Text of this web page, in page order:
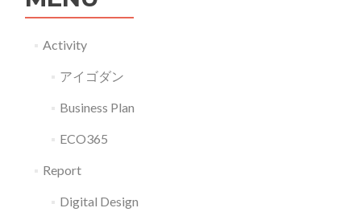
Activity
アイゴダン
Business Plan
ECO365
Report
Digital Design